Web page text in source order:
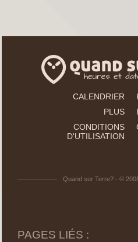
CALENDRIER
PLUS
CONDITIONS
D'UTILISATION
Quand sur Terre? - ©
PAGES LIÉS :